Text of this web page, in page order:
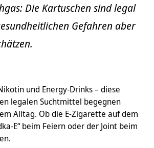
Die Kartuschen sind legal
Gefahren aber
und Energy-Drinks – diese
legalen Suchtmittel begegnen
Alltag. Ob die E-Zigarette auf dem
E“ beim Feiern oder der Joint beim